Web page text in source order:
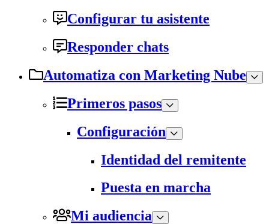
Configurar tu asistente
Responder chats
Automatiza con Marketing Nube
Primeros pasos
Configuración
Identidad del remitente
Puesta en marcha
Mi audiencia